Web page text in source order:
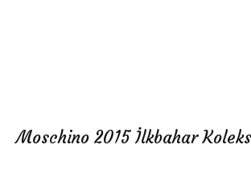
Moschino 2015 İlkbahar